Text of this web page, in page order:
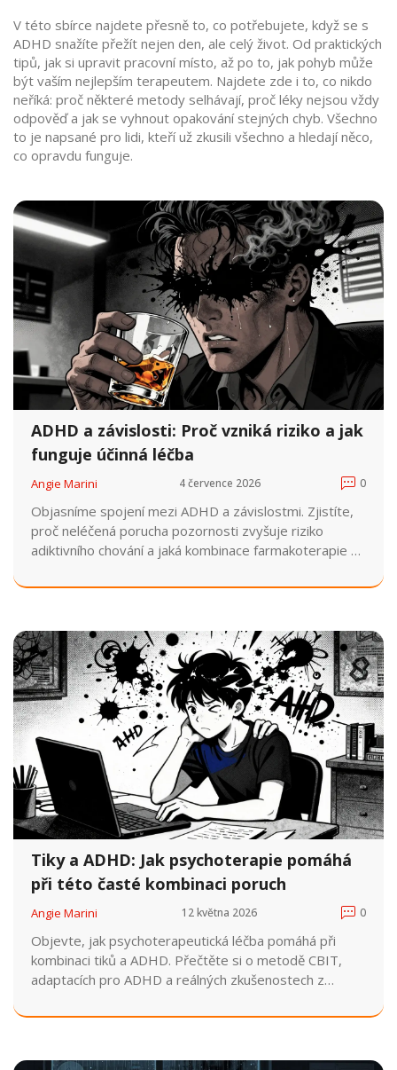
V této sbírce najdete přesně to, co potřebujete, když se s
ADHD snažíte přežít nejen den, ale celý život. Od praktických
tipů, jak si upravit pracovní místo, až po to, jak pohyb může
být vaším nejlepším terapeutem. Najdete zde i to, co nikdo
neříká: proč některé metody selhávají, proč léky nejsou vždy
odpověď a jak se vyhnout opakování stejných chyb. Všechno
to je napsané pro lidi, kteří už zkusili všechno a hledají něco,
co opravdu funguje.
ADHD a závislosti: Proč vzniká riziko a jak
funguje účinná léčba
Angie Marini 4 července 2026 0
Objasníme spojení mezi ADHD a závislostmi. Zjistíte,
proč neléčená porucha pozornosti zvyšuje riziko
adiktivního chování a jaká kombinace farmakoterapie a
Tiky a ADHD: Jak psychoterapie pomáhá
při této časté kombinaci poruch
Angie Marini 12 května 2026 0
Objevte, jak psychoterapeutická léčba pomáhá při
kombinaci tiků a ADHD. Přečtěte si o metodě CBIT,
adaptacích pro ADHD a reálných zkušenostech z